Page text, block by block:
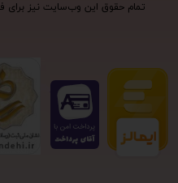
تمام حقوق اين وب‌سايت نیز برای